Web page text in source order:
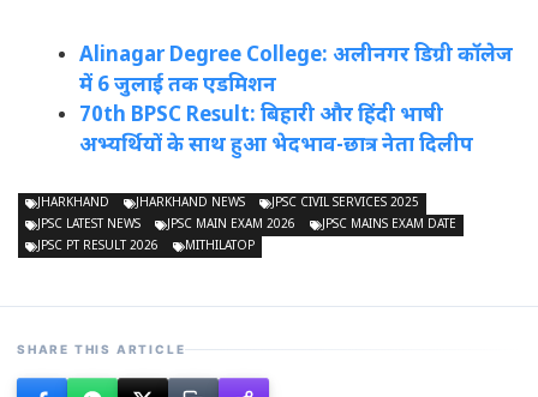
Alinagar Degree College: अलीनगर डिग्री कॉलेज
में 6 जुलाई तक एडमिशन
70th BPSC Result: बिहारी और हिंदी भाषी
अभ्यर्थियों के साथ हुआ भेदभाव-छात्र नेता दिलीप
JHARKHAND JHARKHAND NEWS
JPSC CIVIL SERVICES 2025
JPSC LATEST NEWS
JPSC MAIN EXAM 2026
JPSC MAINS EXAM DATE
JPSC PT RESULT 2026
MITHILATOP
SHARE THIS ARTICLE